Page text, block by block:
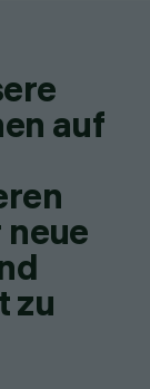
auf
zu